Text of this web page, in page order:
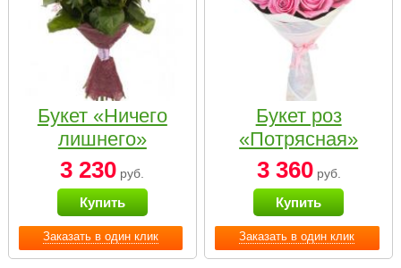
Заказать в один клик
Букет «Ничего
лишнего»
3 230 руб.
Купить
Заказать в один клик
Букет роз
«Потрясная»
3 360руб.
Купить